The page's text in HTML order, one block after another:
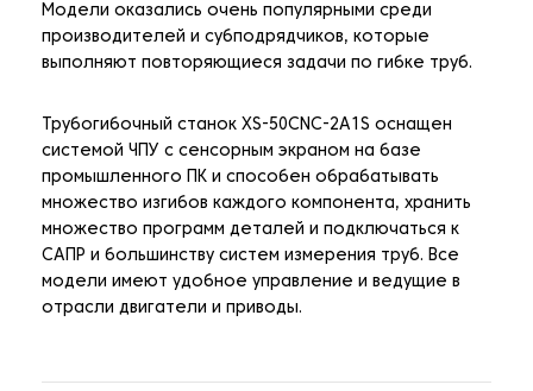
Модели оказались очень популярными среди
производителей и субподрядчиков, которые
выполняют повторяющиеся задачи по гибке труб.
Трубогибочный станок XS-50CNC-2A1S оснащен
системой ЧПУ с сенсорным экраном на базе
промышленного ПК и способен обрабатывать
множество изгибов каждого компонента, хранить
множество программ деталей и подключаться к
САПР и большинству систем измерения труб. Все
модели имеют удобное управление и ведущие в
отрасли двигатели и приводы.